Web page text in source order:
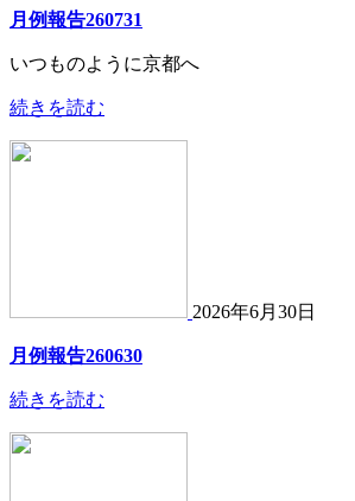
月例報告260731
いつものように京都へ
続きを読む
2026年6月30日
月例報告260630
続きを読む